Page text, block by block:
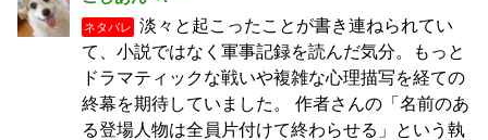
ネタバレ
淡々と起こったことが書き連ねられてい
て、小説ではなく軍事記録を読んだ気分。もっと
ドラマティックな戦いや複雑な心理描写を経ての
終幕を期待していました。 作者さんの「名前のあ
る登場人物は全員片付けて終わらせる」という執